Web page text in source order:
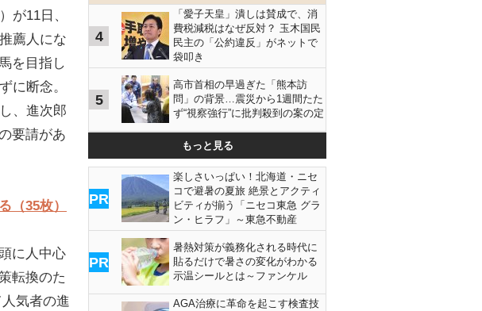
が11日、
薦人にな
を目指し
に断念。
、進次郎
要請があ
（35枚）
に人中心
転換のた
気者の進
4
「愛子天皇」潰しは賛成で、消
費税減税はなぜ反対？ 玉木国民
民主の「公約違反」がネットで
袋叩き
5
高市首相の早過ぎた「熊本訪
問」の背景…震災から1週間たた
ず“視察強行”に批判殺到の案の定
もっと見る
PR
楽しさいっぱい！北海道・ニセ
コで避暑の夏旅 絶景とアクティ
ビティが揃う「ニセコ東急 グラ
ン・ヒラフ」～東急不動産
PR
暑熱対策が義務化される時代に
貼るだけで暑さの変化がわかる
示温シールとは～ファンケル
AGA治療に革命を起こす検査技